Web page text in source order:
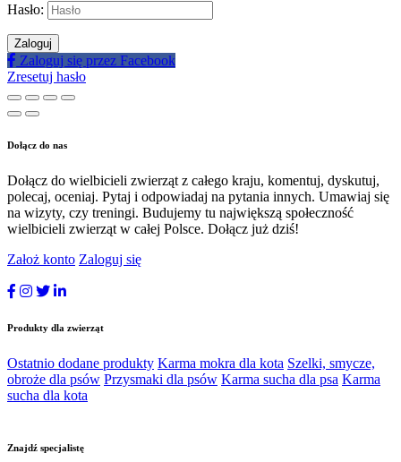
Hasło:
Zaloguj
Zaloguj się przez Facebook
Zresetuj hasło
Dołącz do nas
Dołącz do wielbicieli zwierząt z całego kraju, komentuj, dyskutuj,
polecaj, oceniaj. Pytaj i odpowiadaj na pytania innych. Umawiaj się
na wizyty, czy treningi. Budujemy tu największą społeczność
wielbicieli zwierząt w całej Polsce. Dołącz już dziś!
Założ konto Zaloguj się
Produkty dla zwierząt
Ostatnio dodane produkty Karma mokra dla kota Szelki, smycze,
obroże dla psów Przysmaki dla psów Karma sucha dla psa Karma
sucha dla kota
Znajdź specjalistę